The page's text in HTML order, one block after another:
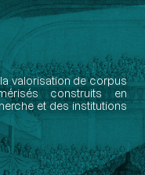
valorisation de corpus
construits en
et des institutions